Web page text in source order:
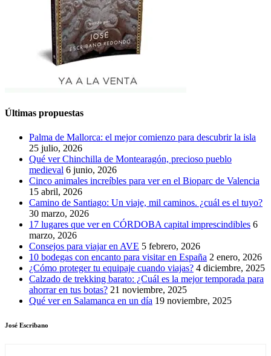
Últimas propuestas
Palma de Mallorca: el mejor comienzo para descubrir la isla
25 julio, 2026
Qué ver Chinchilla de Montearagón, precioso pueblo
medieval 6 junio, 2026
Cinco animales increíbles para ver en el Bioparc de Valencia
15 abril, 2026
Camino de Santiago: Un viaje, mil caminos. ¿cuál es el tuyo?
30 marzo, 2026
17 lugares que ver en CÓRDOBA capital imprescindibles 6
marzo, 2026
Consejos para viajar en AVE 5 febrero, 2026
10 bodegas con encanto para visitar en España 2 enero, 2026
¿Cómo proteger tu equipaje cuando viajas? 4 diciembre, 2025
Calzado de trekking barato: ¿Cuál es la mejor temporada para
ahorrar en tus botas? 21 noviembre, 2025
Qué ver en Salamanca en un día 19 noviembre, 2025
José Escribano